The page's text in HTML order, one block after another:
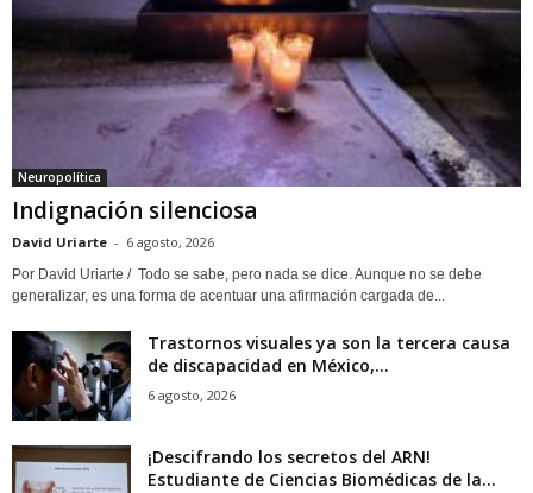
Neuropolítica
Indignación silenciosa
David Uriarte - 6 agosto, 2026
Por David Uriarte / Todo se sabe, pero nada se dice. Aunque no se debe
generalizar, es una forma de acentuar una afirmación cargada de...
Trastornos visuales ya son la tercera causa
de discapacidad en México,...
6 agosto, 2026
¡Descifrando los secretos del ARN!
Estudiante de Ciencias Biomédicas de la...